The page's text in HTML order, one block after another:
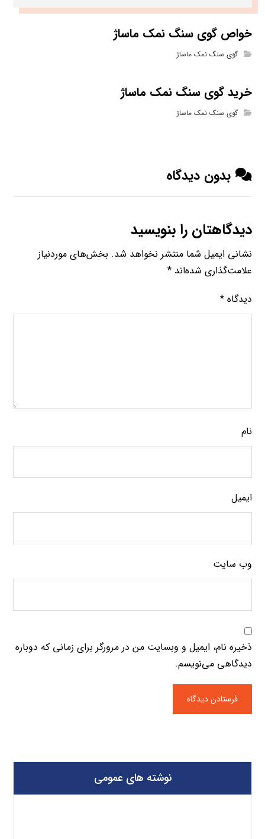
خواص گوی سنگ نمک ماساژ
گوی سنگ نمک ماساژ
خرید گوی سنگ نمک ماساژ
گوی سنگ نمک ماساژ
بدون دیدگاه
دیدگاهتان را بنویسید
نشانی ایمیل شما منتشر نخواهد شد. بخش‌های موردنیاز
علامت‌گذاری شده‌اند*
دیدگاه*
نام
ایمیل
وب‌ سایت
ذخیره نام، ایمیل و وبسایت من در مرورگر برای زمانی که دوباره
دیدگاهی می‌نویسم.
نوشته های عمومی